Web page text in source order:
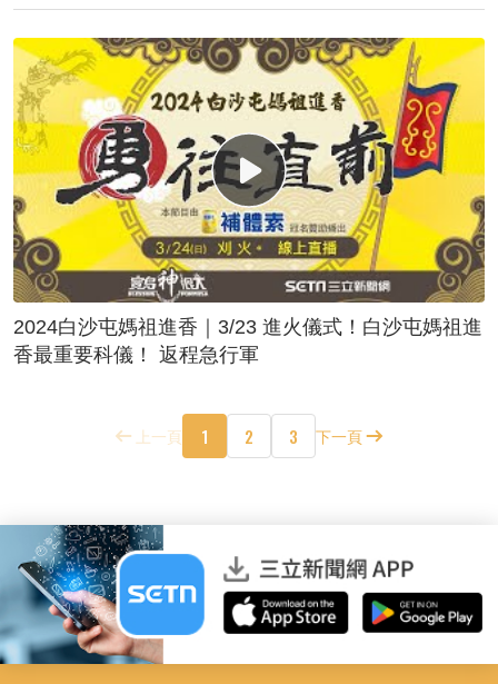
2024白沙屯媽祖進香｜3/23 進火儀式！白沙屯媽祖進
香最重要科儀！ 返程急行軍
上一頁 1 2 3 下一頁